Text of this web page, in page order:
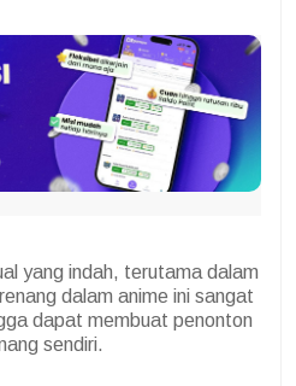
yang indah, terutama dalam
dalam anime ini sangat
dapat membuat penonton
sendiri.